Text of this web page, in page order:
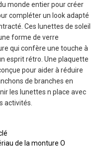
monde entier pour créer
compléter un look adapté
Ces lunettes de soleil
forme de verre
qui confère une touche à
esprit rétro. Une plaquette
pour aider à réduire
de branches en
les lunettes n place avec
activités.
de la monture O